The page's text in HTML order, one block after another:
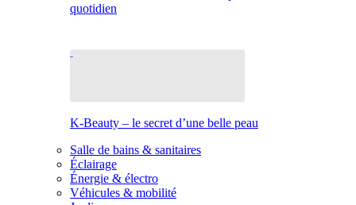
quotidien
K-Beauty – le secret d’une belle peau
Salle de bains & sanitaires
Éclairage
Énergie & électro
Véhicules & mobilité